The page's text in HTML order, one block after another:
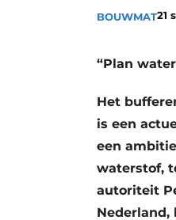
BOUWMAT21
“Plan
Het
is een
een
waterstof,
autoriteit